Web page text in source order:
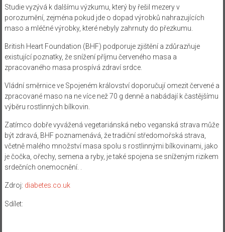
Studie vyzývá k dalšímu výzkumu, který by řešil mezery v
porozumění, zejména pokud jde o dopad výrobků nahrazujících
maso a mléčné výrobky, které nebyly zahrnuty do přezkumu.
British Heart Foundation (BHF) podporuje zjištění a zdůrazňuje
existující poznatky, že snížení příjmu červeného masa a
zpracovaného masa prospívá zdraví srdce.
Vládní směrnice ve Spojeném království doporučují omezit červené a
zpracované maso na ne více než 70 g denně a nabádají k častějšímu
výběru rostlinných bílkovin.
Zatímco dobře vyvážená vegetariánská nebo veganská strava může
být zdravá, BHF poznamenává, že tradiční středomořská strava,
včetně malého množství masa spolu s rostlinnými bílkovinami, jako
je čočka, ořechy, semena a ryby, je také spojena se sníženým rizikem
srdečních onemocnění. .
Zdroj: diabetes.co.uk
Sdílet: